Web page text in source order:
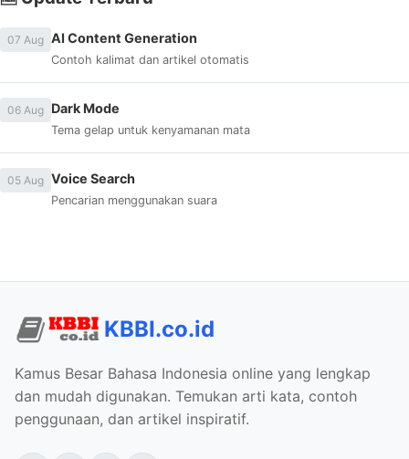
07 Aug AI Content Generation
Contoh kalimat dan artikel otomatis
06 Aug Dark Mode
Tema gelap untuk kenyamanan mata
05 Aug Voice Search
Pencarian menggunakan suara
KBBI.co.id
Kamus Besar Bahasa Indonesia online yang lengkap
dan mudah digunakan. Temukan arti kata, contoh
penggunaan, dan artikel inspiratif.